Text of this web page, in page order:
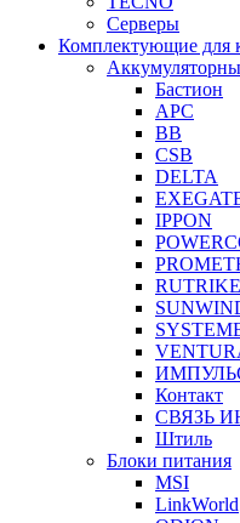
Серверы
Комплектующие для
Бастион
APC
BB
CSB
DELTA
IPPON
RUTRIKE
Контакт
СВЯЗЬ
Штиль
Блоки питания
MSI
LinkWorld